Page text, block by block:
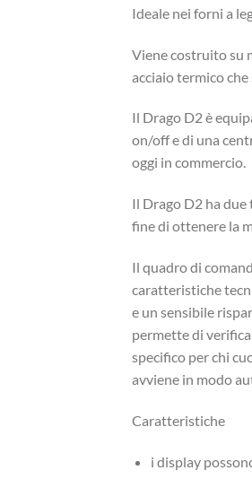
Ideale nei forni a
Viene costruito su
acciaio termico
Il Drago D2 è
on/off e di una
oggi in commercio.
Il Drago D2 ha due
fine di ottenere la
Il quadro di
caratteristiche
e un sensibile
permette di
specifico per chi
avviene in modo
Caratteristiche
i display